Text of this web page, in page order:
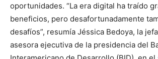
oportunidades. “La era digital ha traído
beneficios, pero desafortunadamente
desafíos”, resumía Jéssica Bedoya, la
asesora ejecutiva de la presidencia del